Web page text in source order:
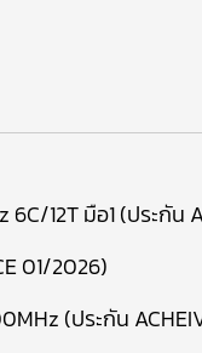
6C/12T มือ1 (ประกัน
01/2026)
(ประกัน